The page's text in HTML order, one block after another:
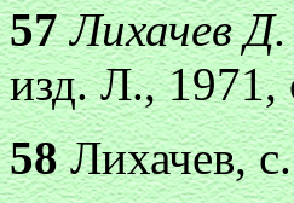
57 Лихачев
изд. Л., 1971,
58Лихачев,